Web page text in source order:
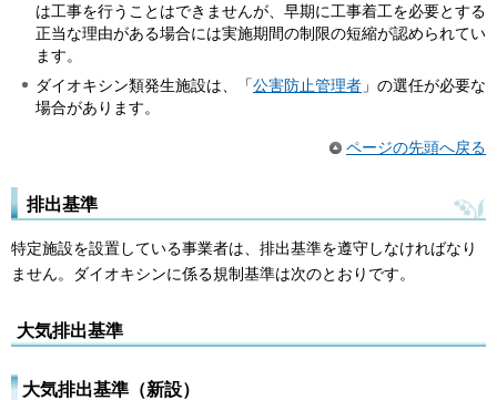
は工事を行うことはできませんが、早期に工事着工を必要とする
正当な理由がある場合には実施期間の制限の短縮が認められてい
ます。
ダイオキシン類発生施設は、「公害防止管理者 」の選任が必要な
場合があります。
ページの先頭へ戻る
排出基準
特定施設を設置している事業者は、排出基準を遵守しなければなり
ません。ダイオキシンに係る規制基準は次のとおりです。
大気排出基準
大気排出基準（新設）